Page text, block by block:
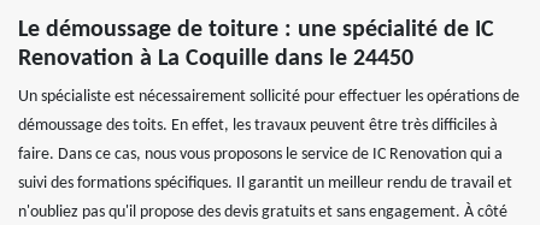
Le démoussage de toiture : une spécialité de IC
Renovation à La Coquille dans le 24450
Un spécialiste est nécessairement sollicité pour effectuer les opérations de
démoussage des toits. En effet, les travaux peuvent être très difficiles à
faire. Dans ce cas, nous vous proposons le service de IC Renovation qui a
suivi des formations spécifiques. Il garantit un meilleur rendu de travail et
n'oubliez pas qu'il propose des devis gratuits et sans engagement. À côté